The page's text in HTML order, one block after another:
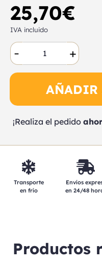
25,70€
IVA incluido
- +
AÑADIR
¡Realiza el pedido
Transporte
en frío
Envíos
en 24/48
Productos